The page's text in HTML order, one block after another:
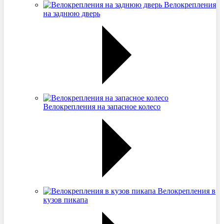
Велокрепления
на заднюю дверь
Велокрепления на запасное колесо
Велокрепления в
кузов пикапа